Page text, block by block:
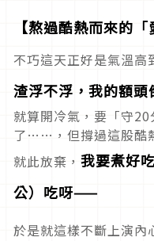
【熬過酷熱而來的「
不巧這天正好是氣溫高
渣浮不浮，我的額頭
就算開冷氣，要「守
了……，但撐過這股酷
就此放棄， 我要煮好
公）吃呀——
於是就這樣不斷上演內